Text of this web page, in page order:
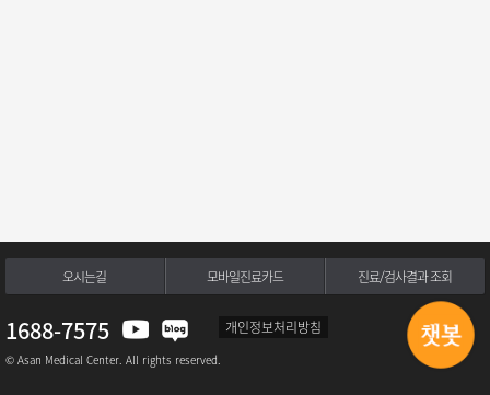
오시는길 모바일진료카드 진료/검사결과 조회
1688-7575 개인정보처리방침
© Asan Medical Center. All rights reserved.